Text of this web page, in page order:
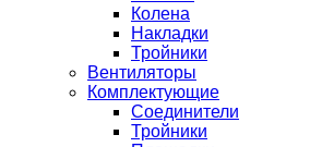
Колена
Накладки
Тройники
Вентиляторы
Комплектующие
Соединители
Тройники